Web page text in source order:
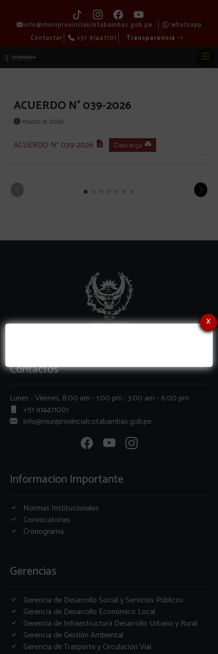
info@muniprovincialcotabambas.gob.pe
whatsapp
Contactar
+51 91447101 Transparencia
ACUERDO N° 039-2026
marzo 31, 2026
ACUERDO N° 039-2026 Descarga
x
Contactos
Lunes - Viernes, 8:00 am - 1:00 pm ; 3:00 am - 6:00 pm
+51 914471001
info@muniprovincialcotabambas.gob.pe
Informacion Importante
Normas Institucionales
Convocatorias
Cronograma
Gerencias
Gerencia de Desarrollo Social y Servicios Públicos
Gerencia de Desarrollo Económico Local
Gerencia de Infraestructura Desarrollo Urbano y Rural
Gerencia de Gestión Ambiental
Gerencia de Trasporte y Circulación Vial